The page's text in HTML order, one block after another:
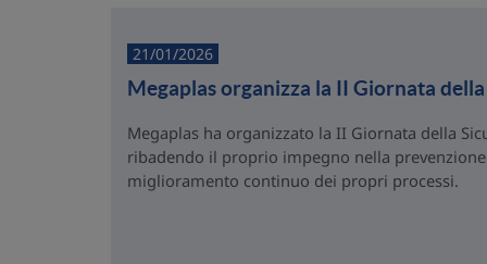
21/01/2026
Megaplas organizza la II Giornata
Megaplas ha organizzato la II Giornata della
ribadendo il proprio impegno nella
miglioramento continuo dei propri processi.